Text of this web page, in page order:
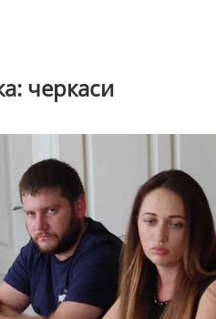
черкаси